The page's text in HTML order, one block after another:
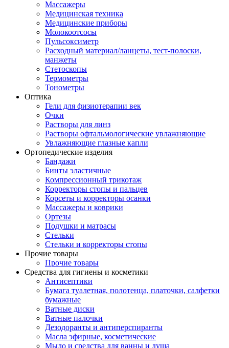
Массажеры
Медицинская техника
Медицинские приборы
Молокоотсосы
Пульсоксиметр
Расходный материал/ланцеты, тест-полоски,
манжеты
Стетоскопы
Термометры
Тонометры
Оптика
Гели для физиотерапии век
Очки
Растворы для линз
Растворы офтальмологические увлажняющие
Увлажняющие глазные капли
Ортопедические изделия
Бандажи
Бинты эластичные
Компрессионный трикотаж
Корректоры стопы и пальцев
Корсеты и корректоры осанки
Массажеры и коврики
Ортезы
Подушки и матрасы
Стельки
Стельки и корректоры стопы
Прочие товары
Прочие товары
Средства для гигиены и косметики
Антисептики
Бумага туалетная, полотенца, платочки, салфетки
бумажные
Ватные диски
Ватные палочки
Дезодоранты и антиперспиранты
Масла эфирные, косметические
Мыло и средства для ванны и душа